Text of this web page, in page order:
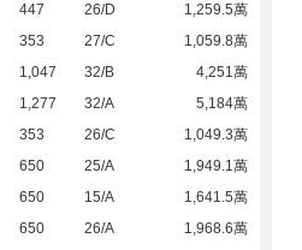
447 26/D
1,259.5萬
353 27/C
1,059.8萬
1,047 32/B
4,251萬
1,277 32/A
5,184萬
353 26/C
1,049.3萬
650 25/A
1,949.1萬
650 15/A
1,641.5萬
650 26/A
1,968.6萬